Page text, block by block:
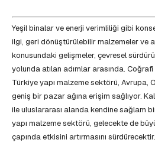
Yeşil binalar ve enerji verimliliği gibi
ilgi, geri dönüştürülebilir malzemeler ve
konusundaki gelişmeler, çevresel
yolunda atılan adımlar arasında.
Türkiye yapı malzeme sektörü, Avrupa,
geniş bir pazar ağına erişim sağlıyor.
ile uluslararası alanda kendine sağlam
yapı malzeme sektörü, gelecekte de
çapında etkisini artırmasını